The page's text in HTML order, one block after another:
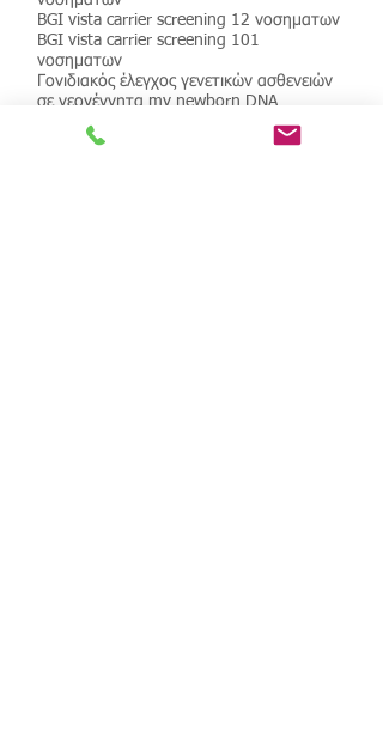
BGI vista carrier screening 12 νοσηματων
BGI vista carrier screening 101
νοσηματων
Γονιδιακός έλεγχος γενετικών ασθενειών
σε νεογέννητα my newborn DNA